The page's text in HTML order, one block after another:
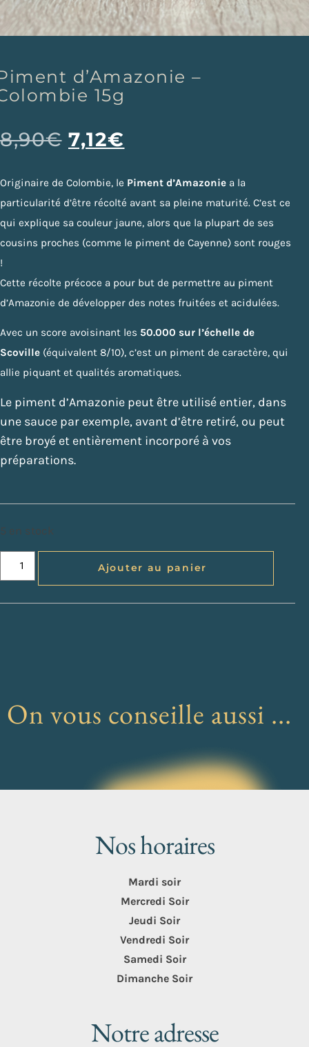
d’Amazonie –
15g
8,90€ 7,12€
Originaire de Colombie, le Piment d’Amazonie a la
particularité d’être récolté avant sa pleine maturité. C’est ce
qui explique sa couleur jaune, alors que la plupart de ses
cousins proches (comme le piment de Cayenne) sont rouges
!
Cette récolte précoce a pour but de permettre au piment
d’Amazonie de développer des notes fruitées et acidulées.
Avec un score avoisinant les 50.000 sur l’échelle de
Scoville (équivalent 8/10), c’est un piment de caractère, qui
allie piquant et qualités aromatiques.
Le piment d’Amazonie peut être utilisé entier, dans
une sauce par exemple, avant d’être retiré, ou peut
être broyé et entièrement incorporé à vos
préparations.
5 en stock
Ajouter au panier
On vous conseille aussi ...
Nos horaires
Mardi soir
Mercredi Soir
Jeudi Soir
Vendredi Soir
Samedi Soir
Dimanche Soir
Notre adresse